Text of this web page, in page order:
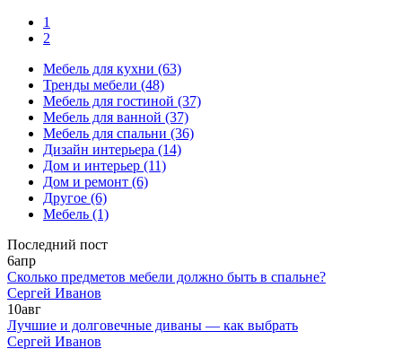
1
2
Мебель для кухни (63)
Тренды мебели (48)
Мебель для гостиной (37)
Мебель для ванной (37)
Мебель для спальни (36)
Дизайн интерьера (14)
Дом и интерьер (11)
Дом и ремонт (6)
Другое (6)
Мебель (1)
Последний пост
6апр
Сколько предметов мебели должно быть в спальне?
Сергей Иванов
10авг
Лучшие и долговечные диваны — как выбрать
Сергей Иванов